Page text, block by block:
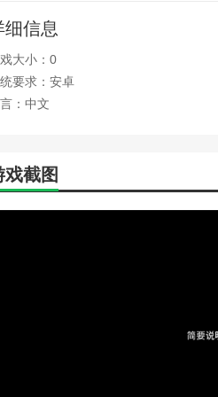
本站为您提供TheFreakCircus 官网
细信息
大小：0
要求：安卓
：中文
戏截图